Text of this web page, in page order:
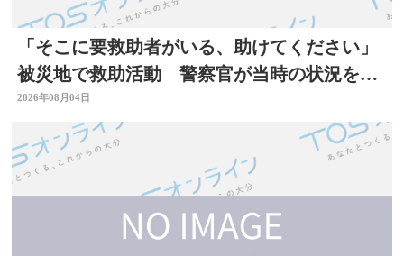
「そこに要救助者がいる、助けてください」
被災地で救助活動 警察官が当時の状況を語
る 大分
2026年08月04日